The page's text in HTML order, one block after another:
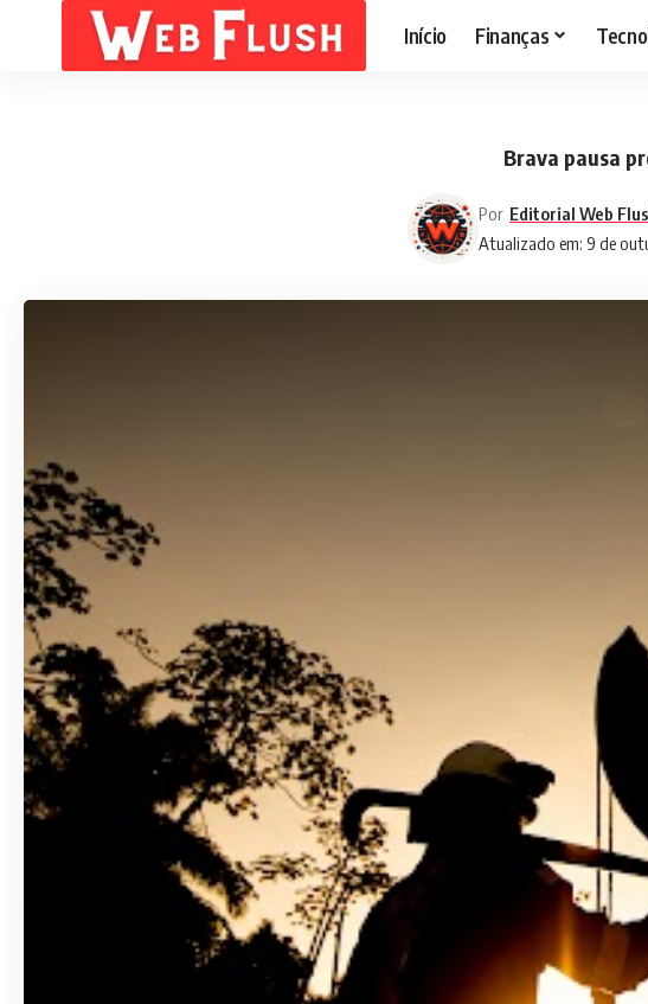
Início Finanças
Brava pausa
Atualizado em: 9 de
Por Editorial Web